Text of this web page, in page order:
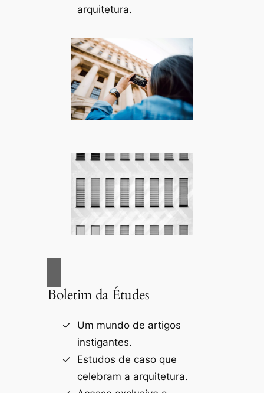
arquitetura.
Boletim da Études
Um mundo de artigos
instigantes.
Estudos de caso que
celebram a arquitetura.